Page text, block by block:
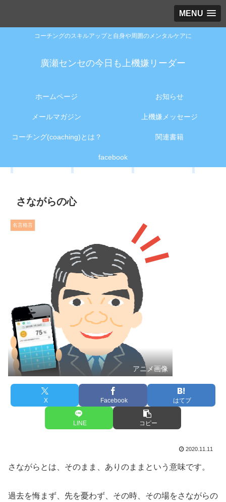
MENU
コーチングのスキルアップと自身や周囲のメンタルケアに
廣瀬センセの今日も上機嫌リーダー
ホームページ お知らせ
メールマガジン 上機嫌メッセージ
コーチング(coaching)とは？ 関連書籍
facebook
さながらの心
名言格言
アニメ画像
X Facebook はてブ
LINE コピー
2020.11.11
さながらとは、そのまま、ありのままという意味です。
過去を悔まず、先を憂わず、その時、その場をさながらの